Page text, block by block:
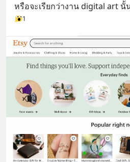
หรือจะเรียกว่างาน digital art นั้
1